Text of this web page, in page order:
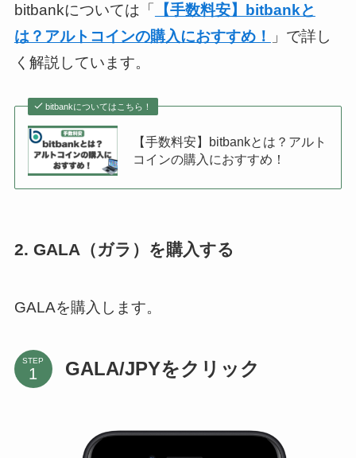
bitbankについては「
【手数料安】bitbankと
は？アルトコインの購入におすすめ！
」で詳し
く解説しています。
bitbankについてはこちら！
【手数料安】bitbankとは？アルト
コインの購入におすすめ！
2. GALA（ガラ）を購入する
GALAを購入します。
STEP GALA/JPYをクリック